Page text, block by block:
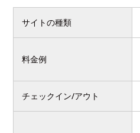
サイトの種類
料金例
チェックイン/アウト